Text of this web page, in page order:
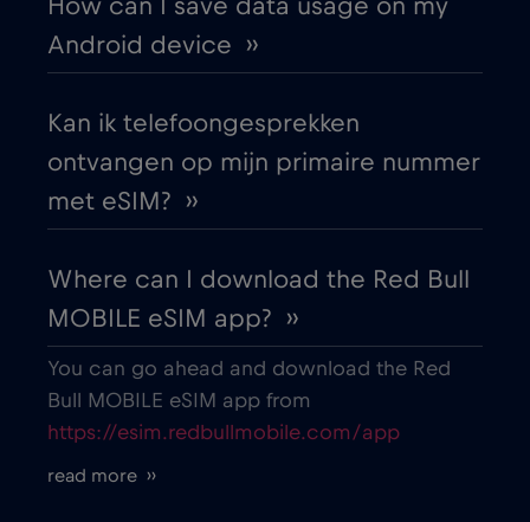
How can I save data usage on my
Android device ››
Kan ik telefoongesprekken
ontvangen op mijn primaire nummer
met eSIM? ››
Where can I download the Red Bull
MOBILE eSIM app? ››
You can go ahead and download the Red
Bull MOBILE eSIM app from
https://esim.redbullmobile.com/app
read more ››